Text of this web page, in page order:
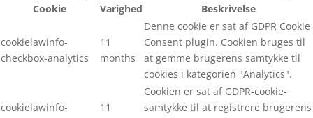
Cookie
Varighed Beskrivelse
cookielawinfo-
checkbox-analytics
11
months
Denne cookie er sat af GDPR Cookie
Consent plugin. Cookien bruges til
at gemme brugerens samtykke til
cookies i kategorien "Analytics".
cookielawinfo-
11
Cookien er sat af GDPR-cookie-
samtykke til at registrere brugerens